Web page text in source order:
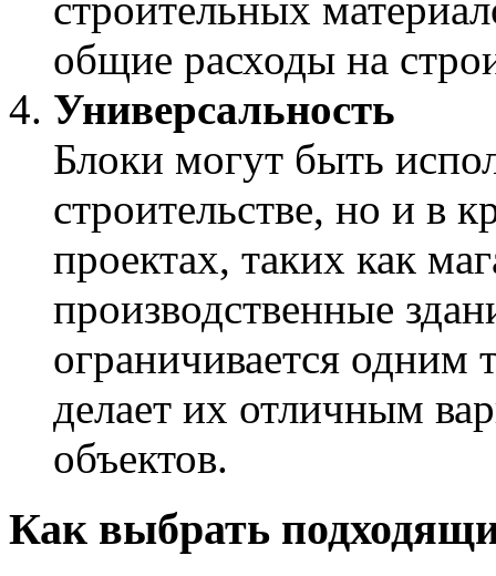
общие расходы на
Универсальность
Блоки могут быть
строительстве, но и в
проектах, таких как
производственные
ограничивается одним
делает их отличным
объектов.
Как выбрать